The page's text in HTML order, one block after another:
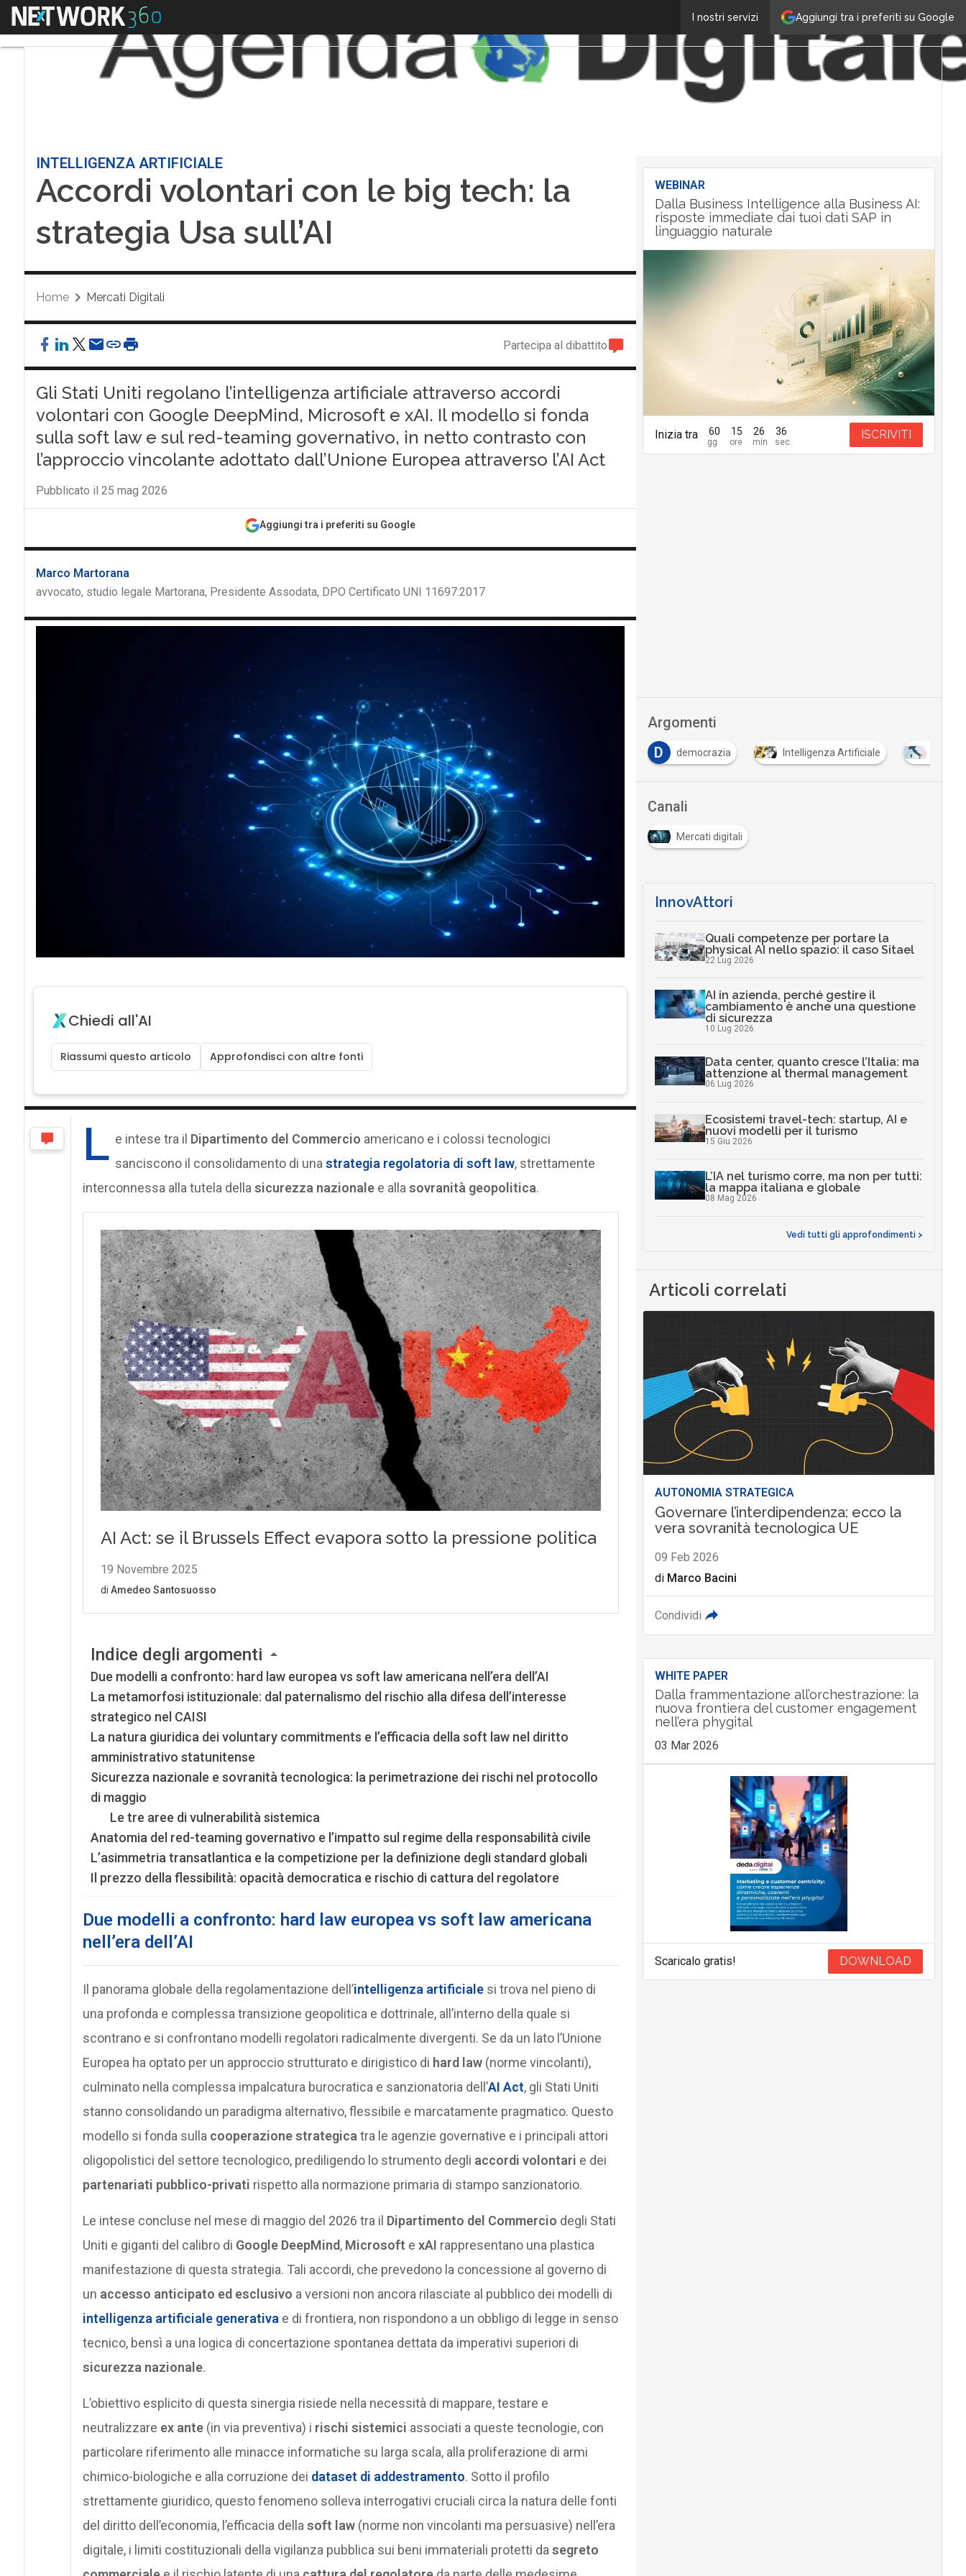
Aggiungi tra i preferiti su Google
I nostri servizi
Menu
INTELLIGENZA ARTIFICIALE
Accordi volontari con le big tech: la
strategia Usa sull’AI
Home Mercati Digitali
Partecipa al dibattito
Gli Stati Uniti regolano l’intelligenza artificiale attraverso accordi
volontari con Google DeepMind, Microsoft e xAI. Il modello si fonda
sulla soft law e sul red-teaming governativo, in netto contrasto con
l’approccio vincolante adottato dall’Unione Europea attraverso l’AI Act
Pubblicato il 25 mag 2026
Aggiungi tra i preferiti su Google
Marco Martorana
avvocato, studio legale Martorana, Presidente Assodata, DPO Certificato UNI 11697:2017
Chiedi all'AI
Riassumi questo articolo Approfondisci con altre fonti
L e intese tra il Dipartimento del Commercio americano e i colossi tecnologici
sanciscono il consolidamento di una strategia regolatoria di soft law, strettamente
interconnessa alla tutela della sicurezza nazionalee alla sovranità geopolitica.
Indice degli argomenti
Due modelli a confronto: hard law europea vs soft law americana nell’era dell’AI
La metamorfosi istituzionale: dal paternalismo del rischio alla difesa dell’interesse
strategico nel CAISI
La natura giuridica dei voluntary commitments e l’efficacia della soft law nel diritto
amministrativo statunitense
Sicurezza nazionale e sovranità tecnologica: la perimetrazione dei rischi nel protocollo
di maggio
Le tre aree di vulnerabilità sistemica
Anatomia del red-teaming governativo e l’impatto sul regime della responsabilità civile
L’asimmetria transatlantica e la competizione per la definizione degli standard globali
Il prezzo della flessibilità: opacità democratica e rischio di cattura del regolatore
Due modelli a confronto: hard law europea vs soft law americana
nell’era dell’AI
Il panorama globale della regolamentazione dell’intelligenza artificialesi trova nel pieno di
una profonda e complessa transizione geopolitica e dottrinale, all’interno della quale si
scontrano e si confrontano modelli regolatori radicalmente divergenti. Se da un lato l’Unione
Europea ha optato per un approccio strutturato e dirigistico di hard law(norme vincolanti),
culminato nella complessa impalcatura burocratica e sanzionatoria dell’AI Act, gli Stati Uniti
stanno consolidando un paradigma alternativo, flessibile e marcatamente pragmatico. Questo
modello si fonda sulla cooperazione strategica tra le agenzie governative e i principali attori
oligopolistici del settore tecnologico, prediligendo lo strumento degli accordi volontari e dei
partenariati pubblico-privati rispetto alla normazione primaria di stampo sanzionatorio.
Le intese concluse nel mese di maggio del 2026 tra il Dipartimento del Commercio degli Stati
Uniti e giganti del calibro di Google DeepMind, Microsoft e xAI rappresentano una plastica
manifestazione di questa strategia. Tali accordi, che prevedono la concessione al governo di
un accesso anticipato ed esclusivo a versioni non ancora rilasciate al pubblico dei modelli di
intelligenza artificiale generativa e di frontiera, non rispondono a un obbligo di legge in senso
tecnico, bensì a una logica di concertazione spontanea dettata da imperativi superiori di
sicurezza nazionale.
L’obiettivo esplicito di questa sinergia risiede nella necessità di mappare, testare e
neutralizzare ex ante(in via preventiva) i rischi sistemici associati a queste tecnologie, con
particolare riferimento alle minacce informatiche su larga scala, alla proliferazione di armi
chimico-biologiche e alla corruzione dei dataset di addestramento. Sotto il profilo
strettamente giuridico, questo fenomeno solleva interrogativi cruciali circa la natura delle fonti
del diritto dell’economia, l’efficacia della soft law(norme non vincolanti ma persuasive) nell’era
digitale, i limiti costituzionali della vigilanza pubblica sui beni immateriali protetti da segreto
WEBINAR
Dalla Business Intelligence alla Business AI:
risposte immediate dai tuoi dati SAP in
linguaggio naturale
Inizia tra 60 15 26 35 ISCRIVITI
Argomenti
D democrazia Intelligenza Artificiale
Canali
Mercati digitali
InnovAttori
Quali competenze per portare la
physical AI nello spazio: il caso Sitael
22 Lug 2026
AI in azienda, perché gestire il
cambiamento è anche una questione
di sicurezza
10 Lug 2026
Data center, quanto cresce l’Italia: ma
attenzione al thermal management
06 Lug 2026
Ecosistemi travel-tech: startup, AI e
nuovi modelli per il turismo
15 Giu 2026
L’IA nel turismo corre, ma non per tutti:
la mappa italiana e globale
08 Mag 2026
Vedi tutti gli approfondimenti >
Articoli correlati
AUTONOMIA STRATEGICA
Governare l’interdipendenza: ecco la
vera sovranità tecnologica UE
09 Feb 2026
di Marco Bacini
Condividi
WHITE PAPER
Dalla frammentazione all’orchestrazione: la
nuova frontiera del customer engagement
nell’era phygital
03 Mar 2026
Scaricalo gratis! DOWNLOAD